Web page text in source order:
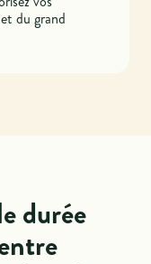
du grand
durée